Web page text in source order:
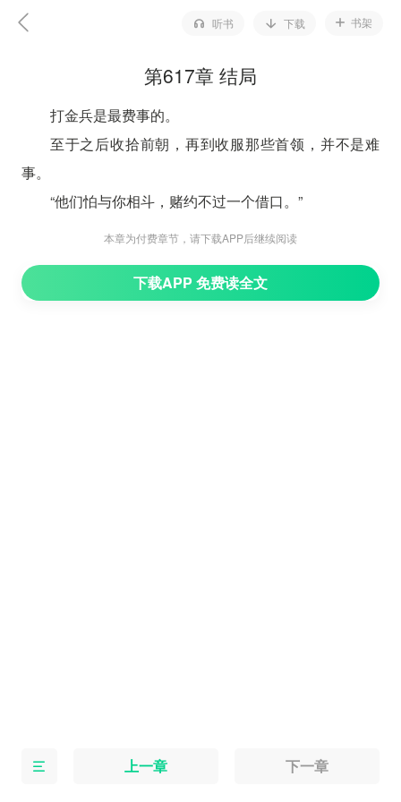
听书 下载 书架
第617章 结局
打金兵是最费事的。
至于之后收拾前朝，再到收服那些首领，并不是难
事。
“他们怕与你相斗，赌约不过一个借口。”
陈小满一点不贪功。
那处有个暗兜，里面装了山楂。
本章为付费章节，请下载APP后继续阅读
下载APP 免费读全文
上一章 下一章